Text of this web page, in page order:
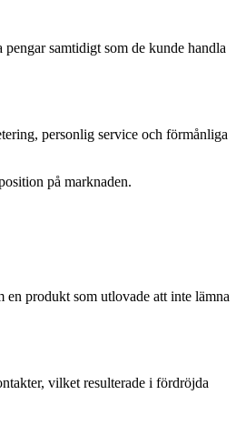
samtidigt som de kunde handla
personlig service och förmånliga
på marknaden.
produkt som utlovade att inte lämna
vilket resulterade i fördröjda